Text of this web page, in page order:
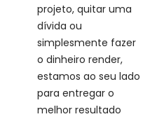
projeto, quitar uma
dívida ou
simplesmente fazer
o dinheiro render,
estamos ao seu lado
para entregar o
melhor resultado